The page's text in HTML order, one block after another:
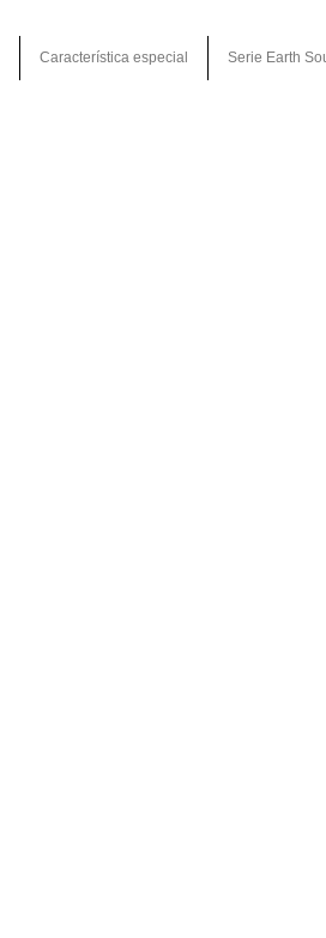
Característica especial Serie Earth